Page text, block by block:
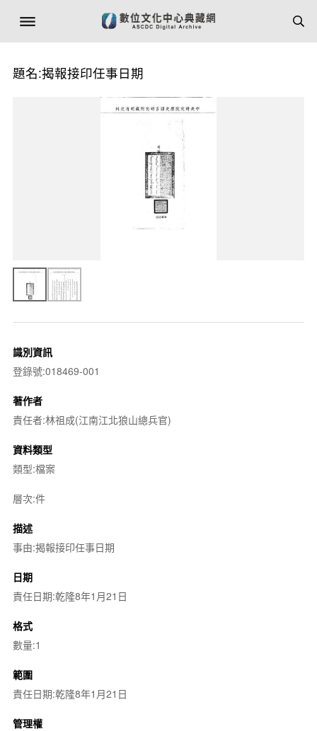
題名:揭報接印任事日期
識別資訊
登錄號:018469-001
著作者
責任者:林祖成(江南江北狼山總兵官)
資料類型
類型:檔案
層次:件
描述
事由:揭報接印任事日期
日期
責任日期:乾隆8年1月21日
格式
數量:1
範圍
責任日期:乾隆8年1月21日
管理權